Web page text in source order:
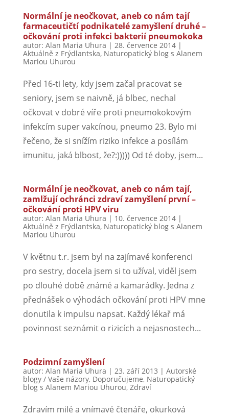
Normální je neočkovat, aneb co nám tají
farmaceutičtí podnikatelé zamyšlení druhé –
očkování proti infekci bakterií pneumokoka
autor: Alan Maria Uhura | 28. července 2014|
Aktuálně z Frýdlantska, Naturopatický blog s Alanem
Mariou Uhurou
Před 16-ti lety, kdy jsem začal pracovat se
seniory, jsem se naivně, já blbec, nechal
očkovat v dobré víře proti pneumokokovým
infekcím super vakcínou, pneumo 23. Bylo mi
řečeno, že si snížím riziko infekce a posílám
imunitu, jaká blbost, že?:))))) Od té doby, jsem...
Normální je neočkovat, aneb co nám tají,
zamlžují ochránci zdraví zamyšlení první –
očkování proti HPV viru
autor: Alan Maria Uhura | 10. července 2014|
Aktuálně z Frýdlantska, Naturopatický blog s Alanem
Mariou Uhurou
V květnu t.r. jsem byl na zajímavé konferenci
pro sestry, docela jsem si to užíval, viděl jsem
po dlouhé době známé a kamarádky. Jedna z
přednášek o výhodách očkování proti HPV mne
donutila k impulsu napsat. Každý lékař má
povinnost seznámit o rizicích a nejasnostech...
Podzimní zamyšlení
autor: Alan Maria Uhura | 23. září 2013 | Autorské
blogy / Vaše názory, Doporučujeme, Naturopatický
blog s Alanem Mariou Uhurou, Zdraví
Zdravím milé a vnímavé čtenáře, okurková